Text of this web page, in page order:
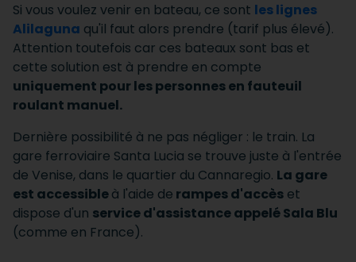
Si vous voulez venir en bateau, ce sont les lignes
Alilaguna qu'il faut alors prendre (tarif plus élevé).
Attention toutefois car ces bateaux sont bas et
cette solution est à prendre en compte
uniquement pour les personnes en fauteuil
roulant manuel.
Dernière possibilité à ne pas négliger : le train. La
gare ferroviaire Santa Lucia se trouve juste à l'entrée
de Venise, dans le quartier du Cannaregio. La gare
est accessibleà l'aide de rampes d'accès et
dispose d'un service d'assistance appelé Sala Blu
(comme en France).